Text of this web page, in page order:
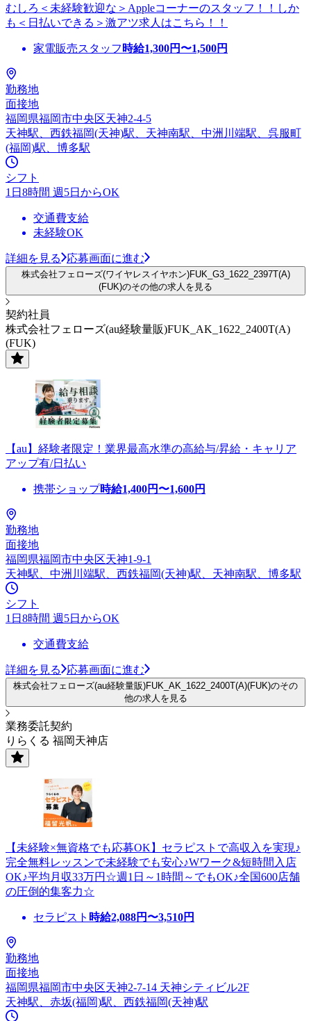
むしろ＜未経験歓迎な＞Appleコーナーのスタッフ！！しか
も＜日払いできる＞激アツ求人はこちら！！
家電販売スタッフ 時給1,300円〜1,500円
勤務地
面接地
福岡県福岡市中央区天神2-4-5
天神駅、西鉄福岡(天神)駅、天神南駅、中洲川端駅、呉服町
(福岡)駅、博多駅
シフト
1日8時間 週5日からOK
交通費支給
未経験OK
詳細を見る 応募画面に進む
株式会社フェローズ(ワイヤレスイヤホン)FUK_G3_1622_2397T(A)
(FUK)のその他の求人を見る
契約社員
株式会社フェローズ(au経験量販)FUK_AK_1622_2400T(A)
(FUK)
【au】経験者限定！業界最高水準の高給与/昇給・キャリア
アップ有/日払い
携帯ショップ時給1,400円〜1,600円
勤務地
面接地
福岡県福岡市中央区天神1-9-1
天神駅、中洲川端駅、西鉄福岡(天神)駅、天神南駅、博多駅
シフト
1日8時間 週5日からOK
交通費支給
詳細を見る 応募画面に進む
株式会社フェローズ(au経験量販)FUK_AK_1622_2400T(A)(FUK)のその
他の求人を見る
業務委託契約
りらくる 福岡天神店
【未経験×無資格でも応募OK】セラピストで高収入を実現♪
完全無料レッスンで未経験でも安心♪Wワーク&短時間入店
OK♪平均月収33万円☆週1日～1時間～でもOK♪全国600店舗
の圧倒的集客力☆
セラピスト 時給2,088円〜3,510円
勤務地
面接地
福岡県福岡市中央区天神2-7-14 天神シティビル2F
天神駅、赤坂(福岡)駅、西鉄福岡(天神)駅